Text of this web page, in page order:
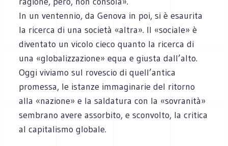
In un ventennio, da Genova in poi, si è esaurita
la ricerca di una società «altra». Il «sociale» è
diventato un vicolo cieco quanto la ricerca di
una «globalizzazione» equa e giusta dall’alto.
Oggi viviamo sul rovescio di quell’antica
promessa, le istanze immaginarie del ritorno
alla «nazione» e la saldatura con la «sovranità»
sembrano avere assorbito, e sconvolto, la critica
al capitalismo globale.